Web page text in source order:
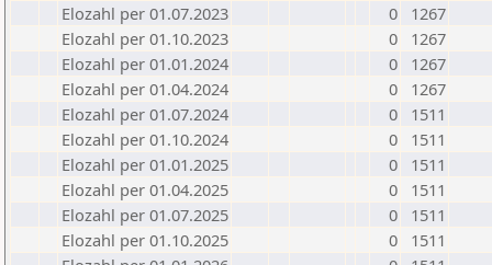
Elozahl per 01.07.2023
0
1267
Elozahl per 01.10.2023
0
1267
Elozahl per 01.01.2024
0
1267
Elozahl per 01.04.2024
0
1267
Elozahl per 01.07.2024
0
1511
Elozahl per 01.10.2024
0
1511
Elozahl per 01.01.2025
0
1511
Elozahl per 01.04.2025
0
1511
Elozahl per 01.07.2025
0
1511
Elozahl per 01.10.2025
0
1511